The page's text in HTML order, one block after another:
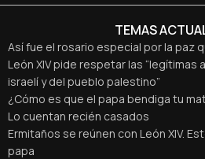
TEMAS
Así fue el rosario especial por la paz
León XIV pide respetar las “legítimas
israelí y del pueblo palestino”
¿Cómo es que el papa bendiga tu
Lo cuentan recién casados
Ermitaños se reúnen con León XIV.
papa